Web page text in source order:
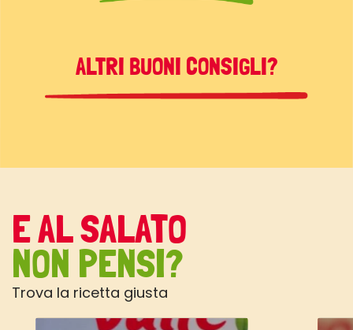
ALTRI BUONI CONSIGLI?
E AL SALATO
NON PENSI?
Trova la ricetta giusta